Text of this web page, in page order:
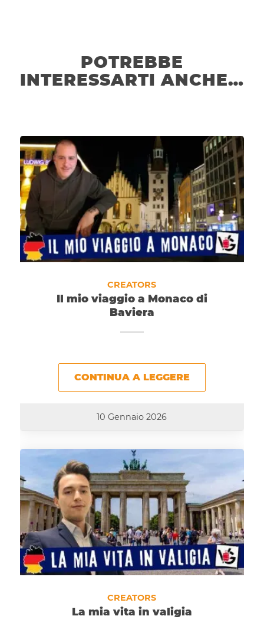
POTREBBE
INTERESSARTI ANCHE…
CREATORS
Il mio viaggio a Monaco di
Baviera
CONTINUA A LEGGERE
10 Gennaio 2026
CREATORS
La mia vita in valigia